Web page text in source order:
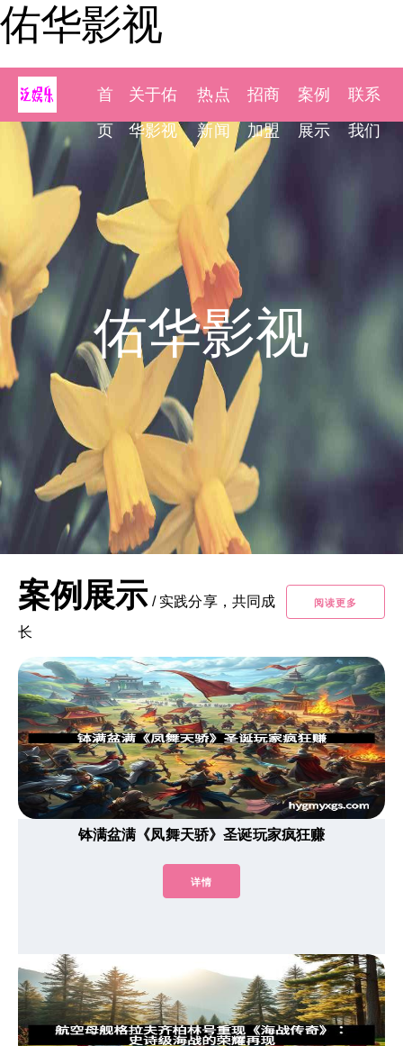
佑华影视
首
页
关于佑
华影视
热点
新闻
招商
加盟
案例
展示
联系
我们
佑华影视
案例展示 / 实践分享，共同成
长
阅读更多
钵满盆满《凤舞天骄》圣诞玩家疯狂赚
详情